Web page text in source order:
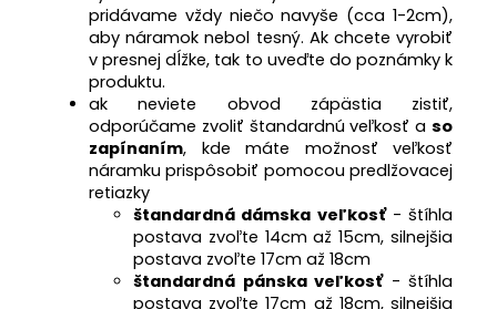
pridávame vždy niečo navyše (cca 1-2cm),
aby náramok nebol tesný. Ak chcete vyrobiť
v presnej dĺžke, tak to uveďte do poznámky k
produktu.
ak neviete obvod zápästia zistiť,
odporúčame zvoliť štandardnú veľkosť a so
zapínaním, kde máte možnosť veľkosť
náramku prispôsobiť pomocou predlžovacej
retiazky
štandardná dámska veľkosť- štíhla
postava zvoľte 14cm až 15cm, silnejšia
postava zvoľte 17cm až 18cm
štandardná pánska veľkosť- štíhla
postava zvoľte 17cm až 18cm, silnejšia